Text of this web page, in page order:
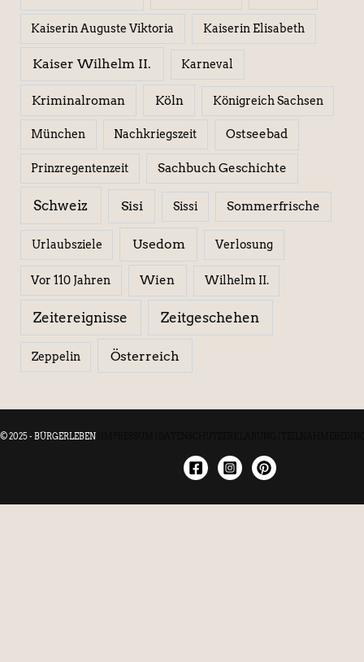
Kaiserin Auguste Viktoria Kaiserin Elisabeth
Kaiser Wilhelm II. Karneval
Kriminalroman Köln Königreich Sachsen
München Nachkriegszeit Ostseebad
Prinzregentenzeit Sachbuch Geschichte
Schweiz Sisi Sissi Sommerfrische
Urlaubsziele Usedom Verlosung
Vor 110 Jahren Wien Wilhelm II.
Zeitereignisse Zeitgeschehen
Zeppelin Österreich
© 2025 - BÜRGERLEBEN